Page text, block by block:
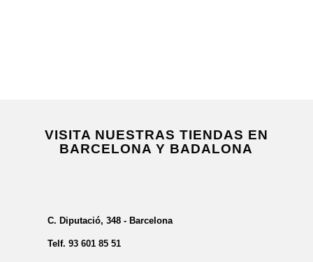
VISITA NUESTRAS TIENDAS EN
BARCELONA Y BADALONA
C. Diputació, 348 - Barcelona
Telf. 93 601 85 51